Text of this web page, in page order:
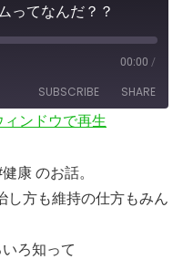
ってなんだ？？
00:00 /
SUBSCRIBE SHARE
ィンドウで再生
康 のお話。
し方も維持の仕方もみん
ろ知って